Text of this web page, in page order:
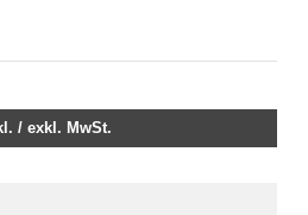
/ exkl. MwSt.